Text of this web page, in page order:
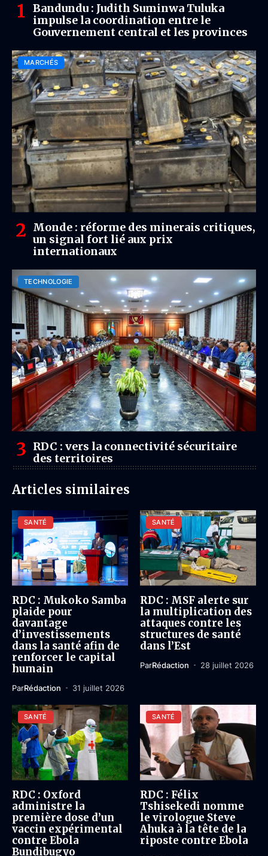
Bandundu : Judith Suminwa Tuluka
impulse la coordination entre le
Gouvernement central et les provinces
MARCHÉS
Monde : réforme des minerais critiques,
un signal fort lié aux prix
internationaux
TECHNOLOGIE
RDC : vers la connectivité sécuritaire
des territoires
Articles similaires
SANTÉ
RDC : Mukoko Samba
plaide pour
davantage
d’investissements
dans la santé afin de
renforcer le capital
humain
ParRédaction 31 juillet 2026
SANTÉ
RDC : MSF alerte sur
la multiplication des
attaques contre les
structures de santé
dans l’Est
ParRédaction 28 juillet 2026
SANTÉ
RDC : Oxford
administre la
première dose d’un
vaccin expérimental
contre Ebola
Bundibugyo
SANTÉ
RDC : Félix
Tshisekedi nomme
le virologue Steve
Ahuka à la tête de la
riposte contre Ebola